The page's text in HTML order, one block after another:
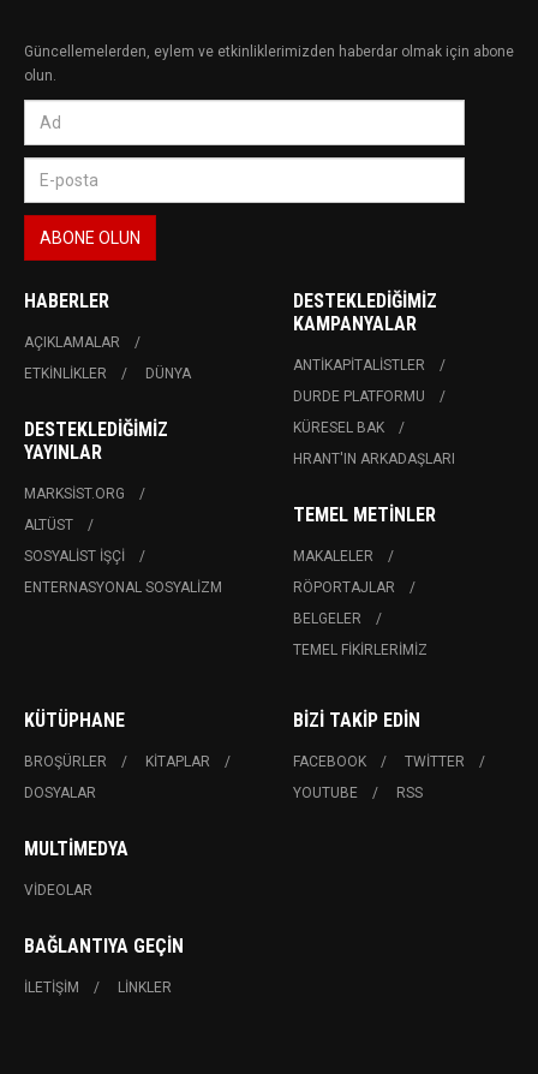
Güncellemelerden, eylem ve etkinliklerimizden haberdar olmak için abone
olun.
HABERLER
AÇIKLAMALAR
ETKINLIKLER
DÜNYA
DESTEKLEDIĞIMIZ
YAYINLAR
MARKSIST.ORG
ALTÜST
SOSYALIST İŞÇI
ENTERNASYONAL SOSYALIZM
DESTEKLEDIĞIMIZ
KAMPANYALAR
ANTIKAPITALISTLER
DURDE PLATFORMU
KÜRESEL BAK
HRANT'IN ARKADAŞLARI
TEMEL METINLER
MAKALELER
RÖPORTAJLAR
BELGELER
TEMEL FIKIRLERIMIZ
KÜTÜPHANE
BROŞÜRLER
KITAPLAR
DOSYALAR
MULTIMEDYA
VIDEOLAR
BAĞLANTIYA GEÇIN
İLETIŞIM LINKLER
BIZI TAKIP EDIN
FACEBOOK
TWITTER
YOUTUBE
RSS